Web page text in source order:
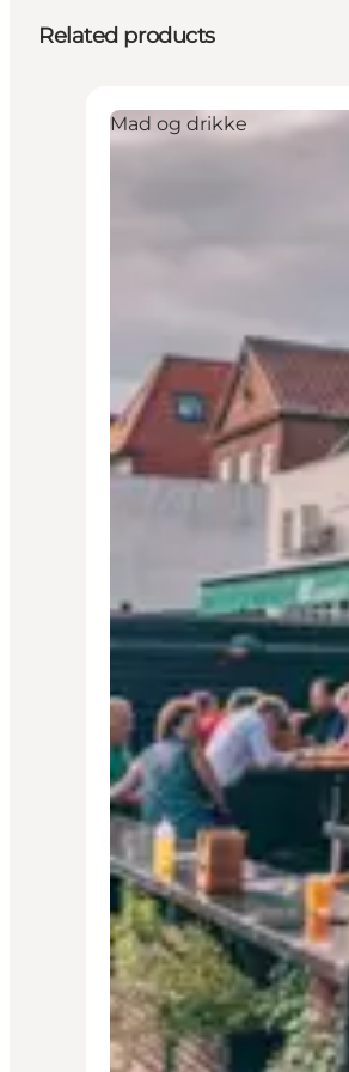
Related products
Mad og drikke